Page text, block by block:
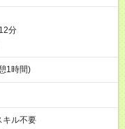
分
1時間)
キル不要